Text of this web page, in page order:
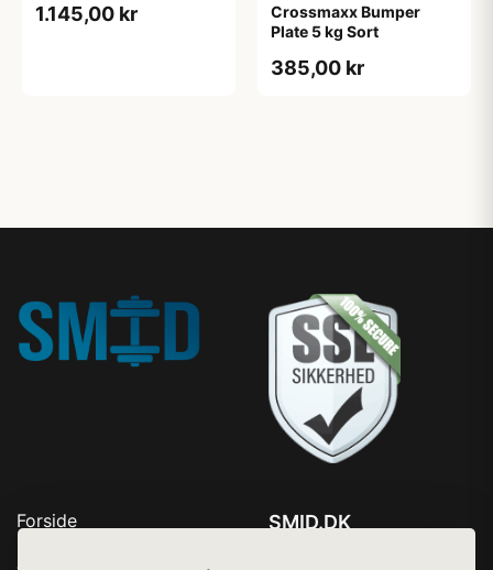
1.145,00 kr
Crossmaxx Bumper
Plate 5 kg Sort
385,00 kr
Forside
SMID.DK